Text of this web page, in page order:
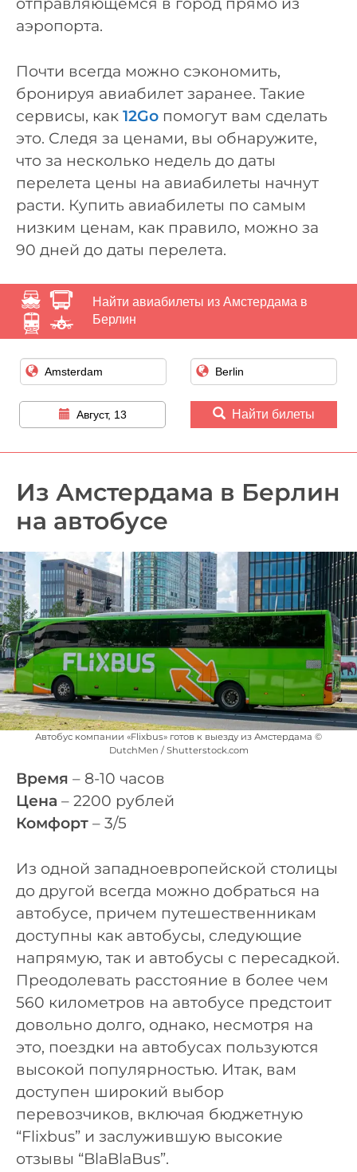
аэропорта.
Почти всегда можно сэкономить,
бронируя авиабилет заранее. Такие
сервисы, как 12Go помогут вам сделать
это. Следя за ценами, вы обнаружите,
что за несколько недель до даты
перелета цены на авиабилеты начнут
расти. Купить авиабилеты по самым
низким ценам, как правило, можно за
90 дней до даты перелета.
Найти авиабилеты из Амстердама в
Берлин
Август, 13 Найти билеты
Из Амстердама в Берлин
на автобусе
Автобус компании «Flixbus» готов к выезду из Амстердама ©
DutchMen / Shutterstock.com
Время – 8-10 часов
Цена – 2200 рублей
Комфорт – 3/5
Из одной западноевропейской столицы
до другой всегда можно добраться на
автобусе, причем путешественникам
доступны как автобусы, следующие
напрямую, так и автобусы с пересадкой.
Преодолевать расстояние в более чем
560 километров на автобусе предстоит
довольно долго, однако, несмотря на
это, поездки на автобусах пользуются
высокой популярностью. Итак, вам
доступен широкий выбор
перевозчиков, включая бюджетную
“Flixbus” и заслужившую высокие
отзывы “BlaBlaBus”.